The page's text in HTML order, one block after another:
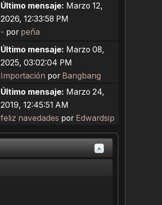
Último mensaje: Marzo 12,
2026, 12:33:58 PM
- por peña
Último mensaje: Marzo 08,
2025, 03:02:04 PM
Importación por Bangbang
Último mensaje: Marzo 24,
2019, 12:45:51 AM
feliz navedades por Edwardsip